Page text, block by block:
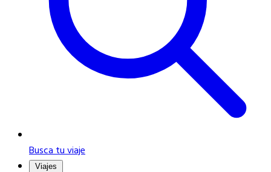
Busca tu viaje